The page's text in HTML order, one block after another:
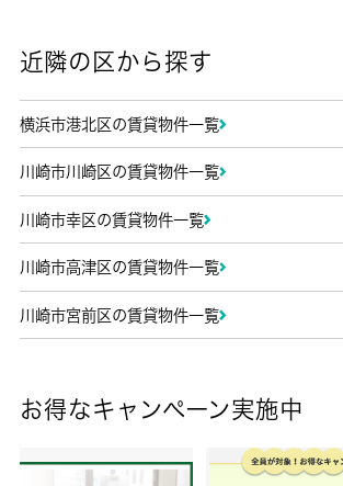
近隣の区から探す
横浜市港北区の賃貸物件一覧
川崎市川崎区の賃貸物件一覧
川崎市幸区の賃貸物件一覧
川崎市高津区の賃貸物件一覧
川崎市宮前区の賃貸物件一覧
お得なキャンペーン実施中